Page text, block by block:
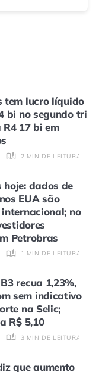
tem lucro líquido
bi no segundo tri
17 bi em
2 MIN DE LEITURA
hoje: dados de
EUA são
no
Petrobras
1 MIN DE LEITURA
recua 1,23%,
sem indicativo
na Selic;
R$ 5,10
3 MIN DE LEITURA
que aumento